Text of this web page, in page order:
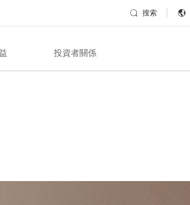
搜索
投資者關係